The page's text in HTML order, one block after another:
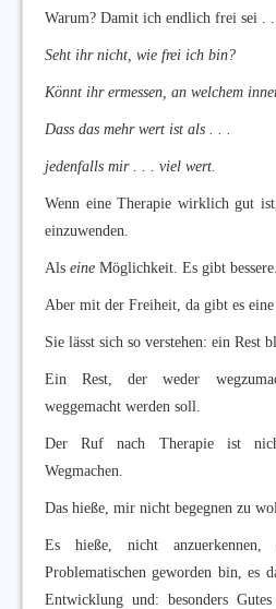
Warum? Damit ich endlich frei sei . . .
Seht ihr nicht, wie frei ich bin?
Könnt ihr ermessen, an welchem
Dass das mehr wert ist als . . .
jedenfalls mir . . . viel wert.
Wenn eine Therapie wirklich gut
einzuwenden.
Als eine Möglichkeit. Es gibt bessere.
Aber mit der Freiheit, da gibt es
Sie lässt sich so verstehen: ein Rest
Ein Rest, der weder
weggemacht werden soll.
Der Ruf nach Therapie ist
Wegmachen.
Das hieße, mir nicht begegnen zu
Es hieße, nicht
Problematischen geworden bin, es
Entwicklung und: besonders